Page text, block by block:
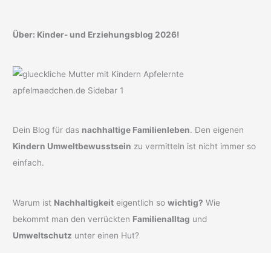
Über: Kinder- und Erziehungsblog 2026!
Dein Blog für das nachhaltige Familienleben. Den eigenen
Kindern Umweltbewusstsein zu vermitteln ist nicht immer so
einfach.
Warum ist Nachhaltigkeit eigentlich sowichtig? Wie
bekommt man den verrückten Familienalltag und
Umweltschutz unter einen Hut?